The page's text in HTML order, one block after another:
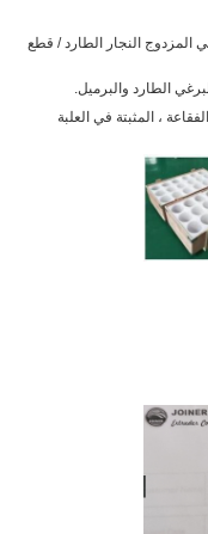
المزدوج النجار الطارد / قطع
، المثبتة في العلبة